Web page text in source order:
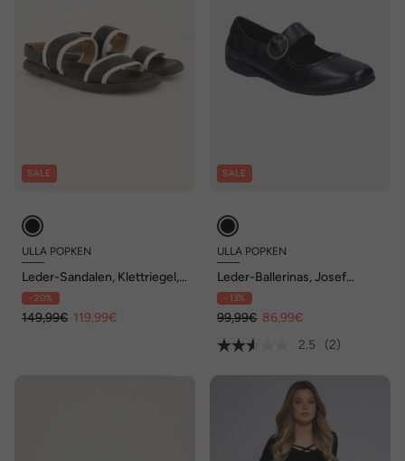
SALE
ULLA POPKEN
Leder-Sandalen, Klettriegel,
Weite H
- 20%
149,99€ 119,99€
SALE
ULLA POPKEN
Leder-Ballerinas, Josef
Seibel, Komfortweite G
- 13%
99,99€ 86,99€
2.5
(2)